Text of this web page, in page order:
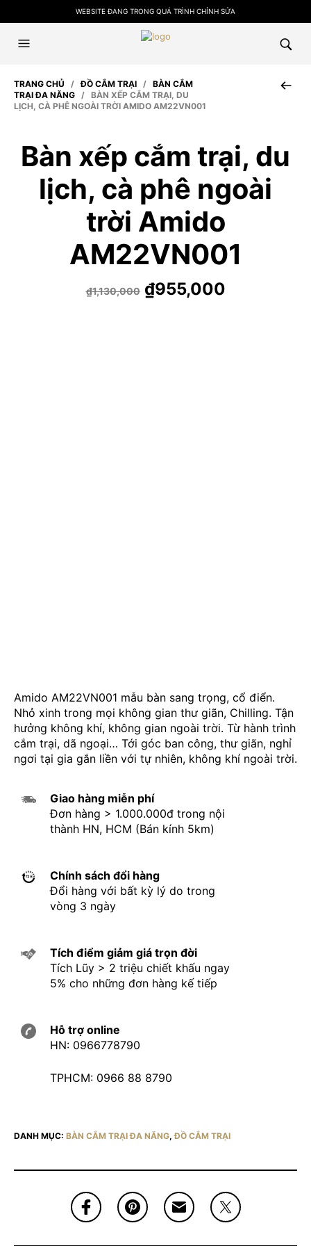
WEBSITE ĐANG TRONG QUÁ TRÌNH CHỈNH SỬA
TRANG CHỦ /ĐỒ CẮM TRẠI / BÀN CẮM
TRẠI ĐA NĂNG / BÀN XẾP CẮM TRẠI, DU
LỊCH, CÀ PHÊ NGOÀI TRỜI AMIDO AM22VN001
Bàn xếp cắm trại, du
lịch, cà phê ngoài
trời Amido
AM22VN001
₫1,130,000 Giá
gốc
₫955,000Giá
Amido AM22VN001 mẫu bàn sang trọng, cổ điển.
Nhỏ xinh trong mọi không gian thư giãn, Chilling. Tận
hưởng không khí, không gian ngoài trời. Từ hành trình
cắm trại, dã ngoại… Tới góc ban công, thư giãn, nghỉ
ngơi tại gia gắn liền với tự nhiên, không khí ngoài trời.
Giao hàng miễn phí
Đơn hàng > 1.000.000đ trong nội
thành HN, HCM (Bán kính 5km)
Chính sách đổi hàng
Đổi hàng với bất kỳ lý do trong
vòng 3 ngày
Tích điểm giảm giá trọn đời
Tích Lũy > 2 triệu chiết khấu ngay
5% cho những đơn hàng kế tiếp
Hỗ trợ online
HN: 0966778790
TPHCM: 0966 88 8790
DANH MỤC: BÀN CẮM TRẠI ĐA NĂNG,ĐỒ CẮM TRẠI